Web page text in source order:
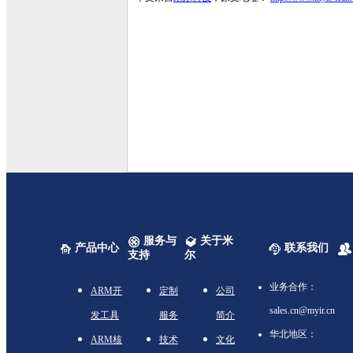
产品中心
服务与
支持
关于米
尔
联系我们
ARM开
发工具
ARM核
定制
服务
技术
公司
简介
文化
业务合作：
sales.cn@myir.cn
华北地区：